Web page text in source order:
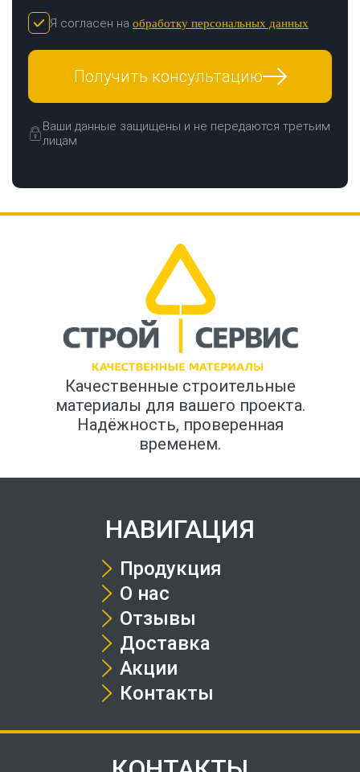
Я согласен на обработку персональных данных
Получить консультацию
Ваши данные защищены и не передаются третьим
лицам
Качественные строительные
материалы для вашего проекта.
Надёжность, проверенная
временем.
НАВИГАЦИЯ
Продукция
О нас
Отзывы
Доставка
Акции
Контакты